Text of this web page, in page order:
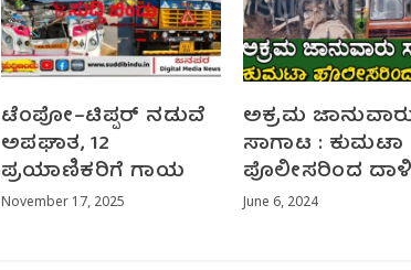
ಟೆಂಪೋ–ಟಿಪ್ಪರ್ ನಡುವೆ
ಅಪಘಾತ, 12
ಪ್ರಯಾಣಿಕರಿಗೆ ಗಾಯ
November 17, 2025
ಅಕ್ರಮ
ಸಾಗಾಟ : ಕುಮಟಾ
ಪೊಲೀಸರಿಂದ
June 6, 2024